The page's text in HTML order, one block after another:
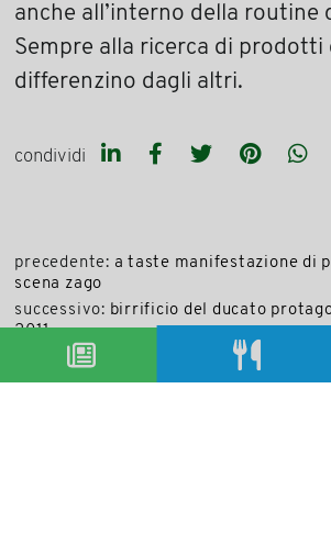
anche all’interno della routine
Sempre alla ricerca di prodotti
differenzino dagli altri.
condividi
precedente: a taste manifestazione di
scena zago
successivo: birrificio del ducato
2011